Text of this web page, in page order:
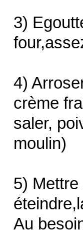
3)
4)
crème
saler,
moulin)
5)
Au